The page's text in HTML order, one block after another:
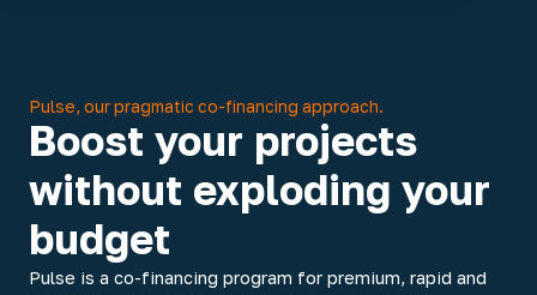
Pulse, our pragmatic co-financing approach.
Boost your projects
without exploding your
budget
Pulse is a co-financing program for premium, rapid and